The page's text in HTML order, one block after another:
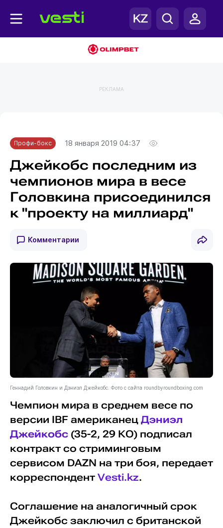
РЕКЛАМА
Профи-бокс 18 января 2019 04:37
Джейкобс последним из
чемпионов мира в весе
Головкина присоединился
к "проекту на миллиард"
Комментарии
Геннадий Головкин и Дэниэл Джейкобс. Фото с сайта roundbyroundboxing.com
Чемпион мира в среднем весе по
версии IBF американец Дэниэл
Джейкобс (35-2, 29 КО) подписал
контракт со стриминговым
сервисом DAZN на три боя, передает
корреспондент Vesti.kz.
Соглашение на аналогичный срок
Джейкобс заключил с британской